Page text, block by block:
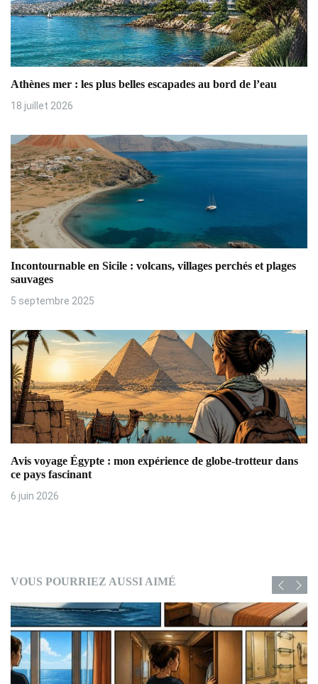
i
o
n
d
l
’
a
r
t
i
c
l
e
Athènes mer : les plus belles escapades au bord de l’eau
18 juillet 2026
Incontournable en Sicile : volcans, villages perchés et plages
sauvages
5 septembre 2025
Avis voyage Égypte : mon expérience de globe-trotteur dans
ce pays fascinant
6 juin 2026
VOUS POURRIEZ AUSSI AIMÉ